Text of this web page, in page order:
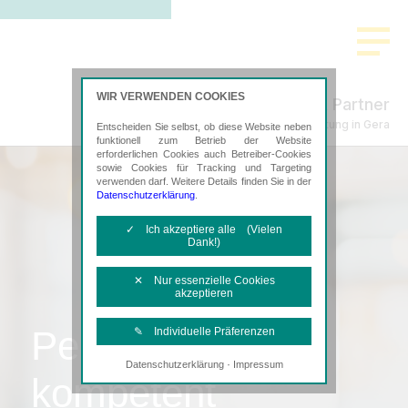
Schmidt & Partner
Steuerberatung in Gera
Persönlich,
kompetent
WIR VERWENDEN COOKIES
Entscheiden Sie selbst, ob diese Website neben
funktionell zum Betrieb der Website
erforderlichen Cookies auch Betreiber-Cookies
sowie Cookies für Tracking und Targeting
verwenden darf. Weitere Details finden Sie in der
Datenschutzerklärung
✓ Ich akzeptiere alle (Vielen
Dank!)
✕ Nur essenzielle Cookies
akzeptieren
✎ Individuelle Präferenzen
Notwendige Cookies
Diese Cookies sind erforderlich, um die
Datenschutzerklärung· Impressum